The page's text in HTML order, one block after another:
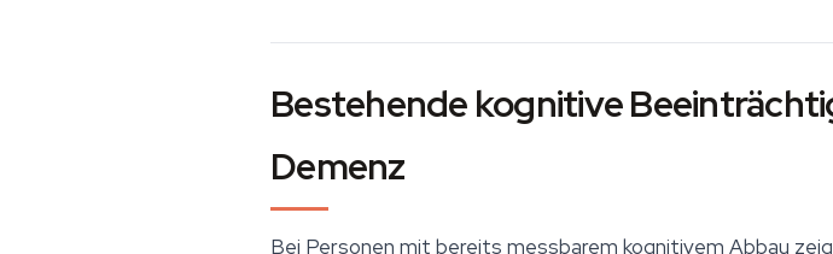
Bestehende kognitive
Demenz
Bei Personen mit bereits messbarem kognitivem Abbau